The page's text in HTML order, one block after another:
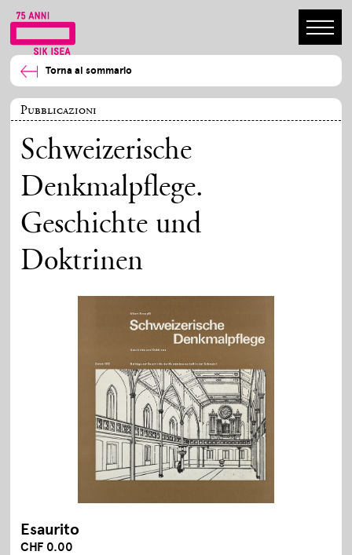
Torna al sommario
Pubblicazioni
Schweizerische
Denkmalpflege.
Geschichte und
Doktrinen
Esaurito
CHF 0.00